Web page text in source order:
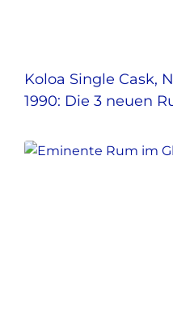
Koloa Single Cask,
1990: Die 3 neuen